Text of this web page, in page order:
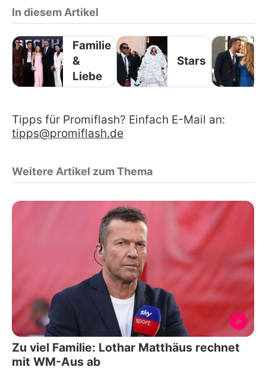
In diesem Artikel
Familie
&
Liebe
Stars
Tipps für Promiflash? Einfach E-Mail an:
tipps@promiflash.de
Weitere Artikel zum Thema
Zu viel Familie: Lothar Matthäus rechnet
mit WM-Aus ab